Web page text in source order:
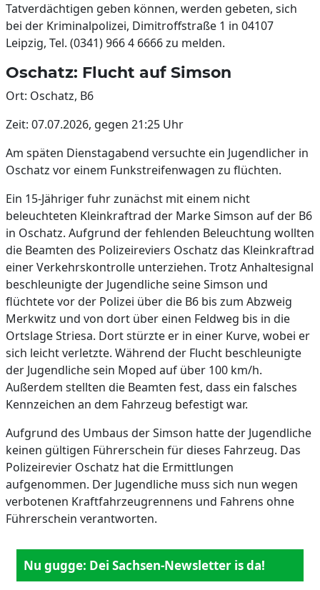
Tatverdächtigen geben können, werden gebeten, sich
bei der Kriminalpolizei, Dimitroffstraße 1 in 04107
Leipzig, Tel. (0341) 966 4 6666 zu melden.
Oschatz: Flucht auf Simson
Ort: Oschatz, B6
Zeit: 07.07.2026, gegen 21:25 Uhr
Am späten Dienstagabend versuchte ein Jugendlicher in
Oschatz vor einem Funkstreifenwagen zu flüchten.
Ein 15-Jähriger fuhr zunächst mit einem nicht
beleuchteten Kleinkraftrad der Marke Simson auf der B6
in Oschatz. Aufgrund der fehlenden Beleuchtung wollten
die Beamten des Polizeireviers Oschatz das Kleinkraftrad
einer Verkehrskontrolle unterziehen. Trotz Anhaltesignal
beschleunigte der Jugendliche seine Simson und
flüchtete vor der Polizei über die B6 bis zum Abzweig
Merkwitz und von dort über einen Feldweg bis in die
Ortslage Striesa. Dort stürzte er in einer Kurve, wobei er
sich leicht verletzte. Während der Flucht beschleunigte
der Jugendliche sein Moped auf über 100 km/h.
Außerdem stellten die Beamten fest, dass ein falsches
Kennzeichen an dem Fahrzeug befestigt war.
Aufgrund des Umbaus der Simson hatte der Jugendliche
keinen gültigen Führerschein für dieses Fahrzeug. Das
Polizeirevier Oschatz hat die Ermittlungen
aufgenommen. Der Jugendliche muss sich nun wegen
verbotenen Kraftfahrzeugrennens und Fahrens ohne
Führerschein verantworten.
Nu gugge: Dei Sachsen-Newsletter is da!